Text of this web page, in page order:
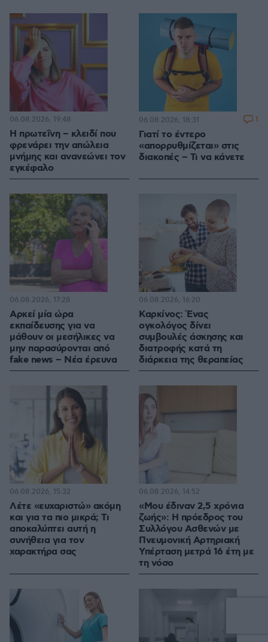
Η πρωτεΐνη – κλειδί που
φρενάρει την απώλεια
μνήμης και ανανεώνει τον
εγκέφαλο
06.08.2026, 19:48
Γιατί το έντερο
«απορρυθμίζεται» στις
διακοπές – Τι να κάνετε
06.08.2026, 18:31 1
Αρκεί μία ώρα
εκπαίδευσης για να
μάθουν οι μεσήλικες να
μην παρασύρονται από
fake news – Νέα έρευνα
06.08.2026, 17:28
Καρκίνος: Ένας
ογκολόγος δίνει
συμβουλές άσκησης και
διατροφής κατά τη
διάρκεια της θεραπείας
06.08.2026, 16:20
Λέτε «ευχαριστώ» ακόμη
και για τα πιο μικρά; Τι
αποκαλύπτει αυτή η
συνήθεια για τον
χαρακτήρα σας
06.08.2026, 15:32
«Μου έδιναν 2,5 χρόνια
ζωής»: Η πρόεδρος του
Συλλόγου Ασθενών με
Πνευμονική Αρτηριακή
Υπέρταση μετρά 16 έτη με
τη νόσο
06.08.2026, 14:52